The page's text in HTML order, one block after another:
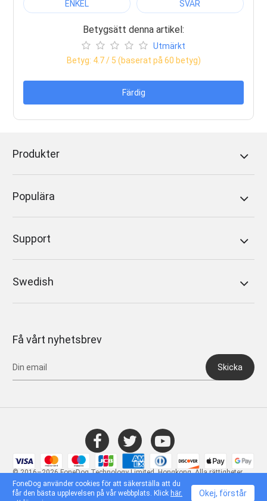
ENKEL SVÅR
Betygsätt denna artikel:
Utmärkt
Betyg: 4.7/ 5 (baserat på60 betyg)
Färdig
Produkter
Populära
Support
Swedish
Få vårt nyhetsbrev
Skicka
© 2016–2026 FoneDog Technology Limited, Hongkong. Alla rättigheter
förbehållna.
FoneDog använder cookies för att säkerställa att du
får den bästa upplevelsen på vår webbplats. Klick här.
Okej, förstår